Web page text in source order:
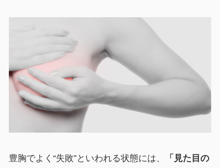
豊胸でよく“失敗”といわれる状態には、
「見た目の